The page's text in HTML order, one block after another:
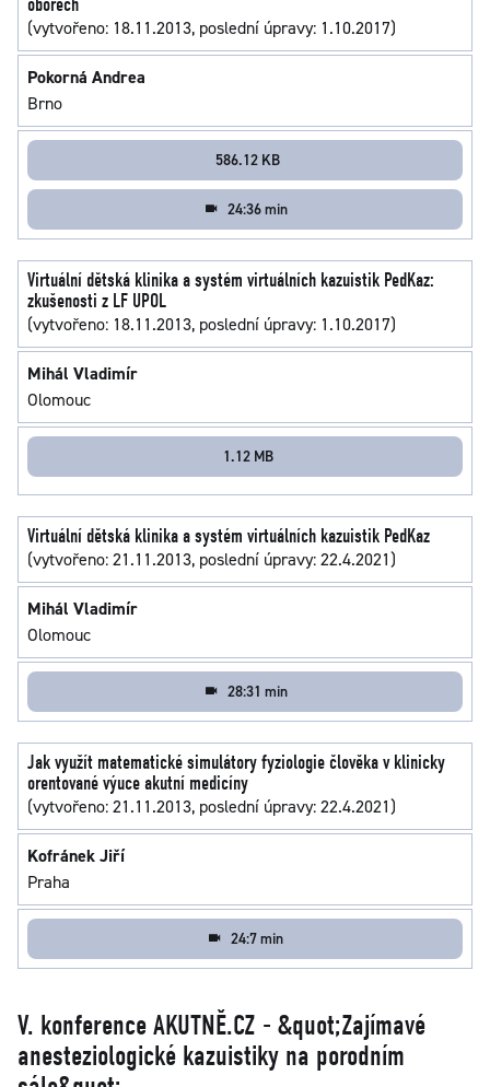
(vytvořeno: 18.11.2013, poslední úpravy: 1.10.2017)
Pokorná Andrea
Brno
586.12 KB
24:36 min
Virtuální dětská klinika a systém virtuálních kazuistik PedKaz:
zkušenosti z LF UPOL
(vytvořeno: 18.11.2013, poslední úpravy: 1.10.2017)
Mihál Vladimír
Olomouc
1.12 MB
Virtuální dětská klinika a systém virtuálních kazuistik PedKaz
(vytvořeno: 21.11.2013, poslední úpravy: 22.4.2021)
Mihál Vladimír
Olomouc
28:31 min
Jak využít matematické simulátory fyziologie člověka v klinicky
orentované výuce akutní medicíny
(vytvořeno: 21.11.2013, poslední úpravy: 22.4.2021)
Kofránek Jiří
Praha
24:7 min
V. konference AKUTNĚ.CZ - &quot;Zajímavé
anesteziologické kazuistiky na porodním